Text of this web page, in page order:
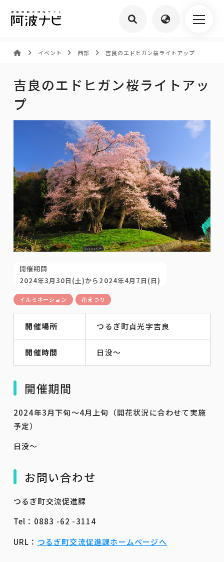
イベント 西部 吉良のエドヒガン桜ライトアップ
吉良のエドヒガン桜ライトアッ
プ
開催期間
2024年3月30日(土)から2024年4月7日(日)
イルミネーション 花まつり
開催場所 つるぎ町貞光字吉良
開催時間 日没～
開催期間
2024年3月下旬～4月上旬（開花状況に合わせて実施
予定）
日没～
お問い合わせ
つるぎ町交流促進課
Tel：0883 -62 -3114
URL： つるぎ町交流促進課ホームページへ